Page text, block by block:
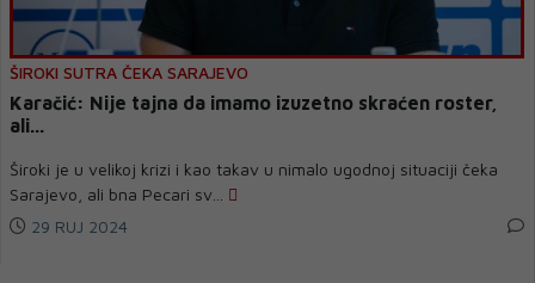
ŠIROKI SUTRA ČEKA SARAJEVO
Karačić: Nije tajna da imamo izuzetno skraćen roster,
ali...
Široki je u velikoj krizi i kao takav u nimalo ugodnoj situaciji čeka
Sarajevo, ali bna Pecari sv...
29 RUJ 2024